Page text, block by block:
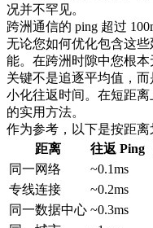
况并不罕见。
跨洲通信的 ping 超过
无论您如何优化包含这
能。在跨洲时隙中您根本
关键不是追逐平均值，
小化往返时间。在短距
的实用方法。
作为参考，以下是按距离
距离
往返 Ping
同一网络
~0.1ms
专线连接
~0.2ms
同一数据中心 ~0.3ms